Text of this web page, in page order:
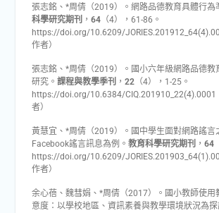
張志銘、*周倩（2019）。網路品德教育具體行為
科學研究期刊 ， 64（4），61-86。
https://doi.org/10.6209/
作者）
張志銘、*周倩（2019）。國小六年級網路品德教
研究。 課程與教學季刊 ， 22（4），1-25。
https://doi.org/10.6384/CIQ.201910_22(4).0001
者）
黃慧宜、*周倩（2019）。國中學生面對網路謠
Facebook謠言訊息為例。 教育科學研究期刊 ， 64
https://doi.org/10.6209/
作者）
余心蓓、魏彗娟、*周倩（2017）。國小教師使用
意度：以學校地區、資訊素養與教學環境狀況為探